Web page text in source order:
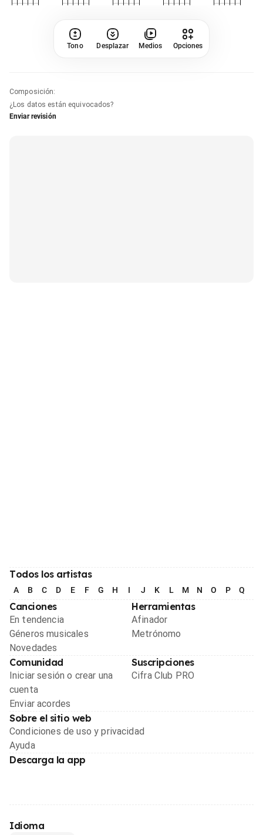
Tono Desplazar Medios Opciones
Composición:
¿Los datos están equivocados?
Enviar revisión
Todos los artistas
A B C D E F G H I J K L M N O P Q
Canciones
En tendencia
Géneros musicales
Novedades
Herramientas
Afinador
Metrónomo
Comunidad
Iniciar sesión o crear una
cuenta
Enviar acordes
Suscripciones
Cifra Club PRO
Sobre el sitio web
Condiciones de uso y privacidad
Ayuda
Descarga la app
Idioma